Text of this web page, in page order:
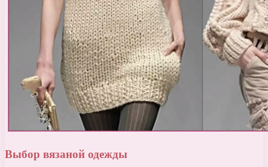
Выбор вязаной одежды